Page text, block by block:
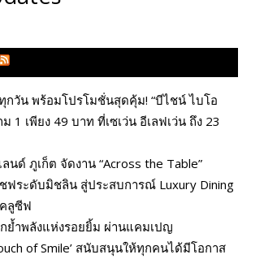
กวัน พร้อมโปรโมชั่นสุดคุ้ม! “บีไชน์ ไบโอ
1 เพียง 49 บาท ที่เซเว่น อีเลฟเว่น ถึง 23
นด์ ภูเก็ต จัดงาน “Across the Table”
ฟระดับมิชลิน สู่ประสบการณ์ Luxury Dining
ลูซีฟ
ย้ำพลังแห่งรอยยิ้ม ผ่านแคมเปญ
of Smile’ สนับสนุนให้ทุกคนได้มีโอกาส